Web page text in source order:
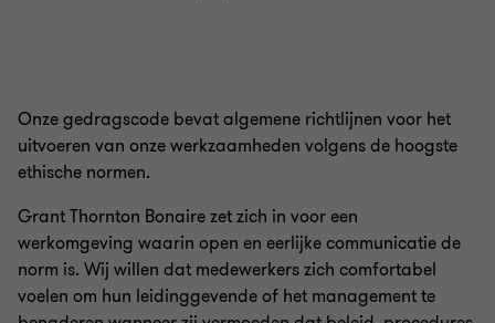
Onze gedragscode bevat algemene richtlijnen voor het
uitvoeren van onze werkzaamheden volgens de hoogste
ethische normen.
Grant Thornton Bonaire zet zich in voor een
werkomgeving waarin open en eerlijke communicatie de
norm is. Wij willen dat medewerkers zich comfortabel
voelen om hun leidinggevende of het management te